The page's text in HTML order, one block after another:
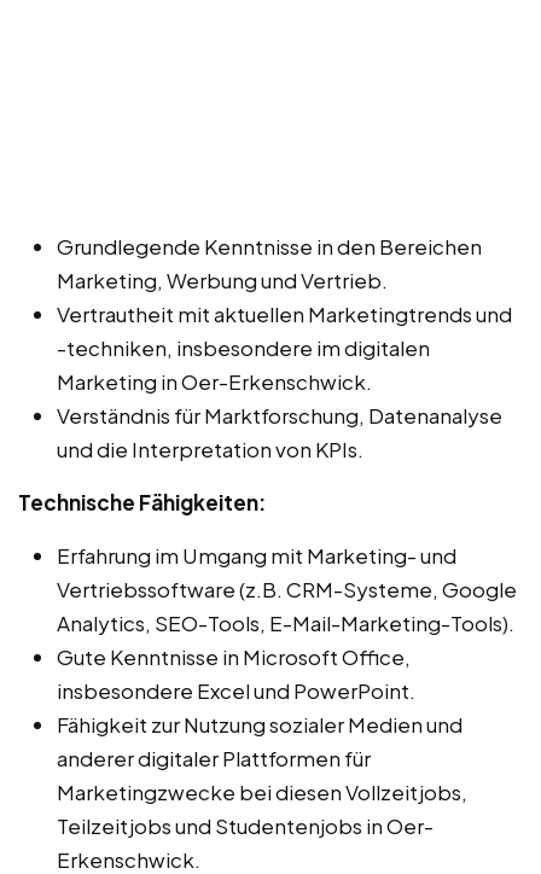
Grundlegende Kenntnisse in den Bereichen
Marketing, Werbung und Vertrieb.
Vertrautheit mit aktuellen Marketingtrends und
-techniken, insbesondere im digitalen
Marketing in Oer-Erkenschwick.
Verständnis für Marktforschung, Datenanalyse
und die Interpretation von KPIs.
Technische Fähigkeiten:
Erfahrung im Umgang mit Marketing- und
Vertriebssoftware (z.B. CRM-Systeme, Google
Analytics, SEO-Tools, E-Mail-Marketing-Tools).
Gute Kenntnisse in Microsoft Office,
insbesondere Excel und PowerPoint.
Fähigkeit zur Nutzung sozialer Medien und
anderer digitaler Plattformen für
Marketingzwecke bei diesen Vollzeitjobs,
Teilzeitjobs und Studentenjobs in Oer-
Erkenschwick.